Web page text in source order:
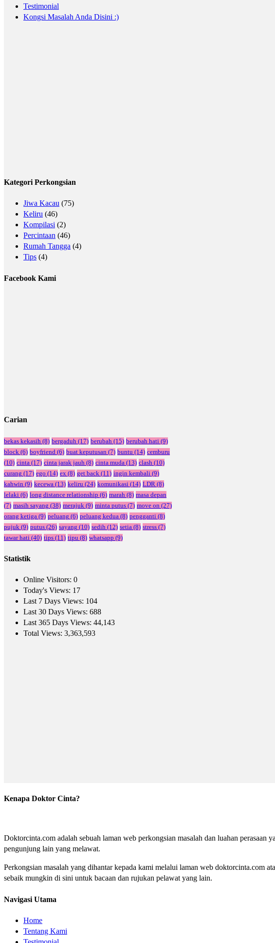
Testimonial
Kongsi Masalah Anda Disini :)
Kategori Perkongsian
Jiwa Kacau (75)
Keliru (46)
Kompilasi (2)
Percintaan (46)
Rumah Tangga (4)
Tips (4)
Facebook Kami
Carian
bekas kekasih (8) bergaduh (17) berubah (15) berubah hati (9)
block (6) boyfriend (6) buat keputusan (7) buntu (14) cemburu
(10) cinta (17) cinta jarak jauh (8) cinta muda (13) clash (10)
curang (17) ego (14) ex (8) get back (11) ingin kembali (9)
kahwin (9) kecewa (13) keliru (24) komunikasi (14) LDR (8)
lelaki (6) long distance relationship (6) marah (8) masa depan
(7) masih sayang (38) merajuk (9) minta putus (7) move on (27)
orang ketiga (9) peluang (6) peluang kedua (8) pengganti (8)
pujuk (9) putus (26) sayang (10) sedih (12) setia (8) stress (7)
tawar hati (40) tips (11) tipu (8) whatsapp (9)
Statistik
Online Visitors: 0
Today's Views: 17
Last 7 Days Views: 104
Last 30 Days Views: 688
Last 365 Days Views: 44,143
Total Views: 3,363,593
Kenapa Doktor Cinta?
Doktorcinta.com adalah sebuah laman web perkongsian masalah dan luahan
pengunjung lain yang melawat.
Perkongsian masalah yang dihantar kepada kami melalui laman web doktorcinta.com
sebaik mungkin di sini untuk bacaan dan rujukan pelawat yang lain.
Navigasi Utama
Home
Tentang Kami